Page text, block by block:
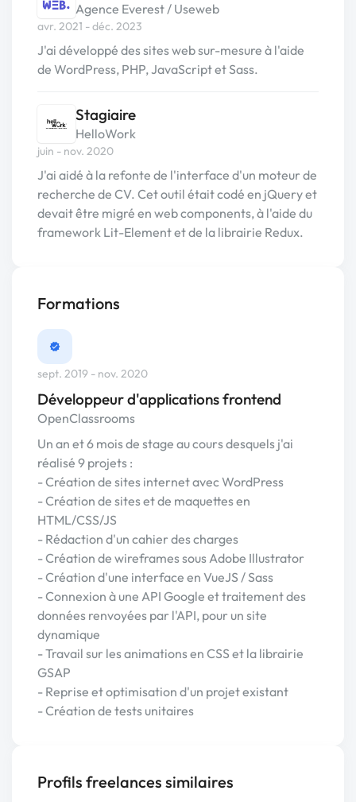
Agence Everest / Useweb
avr. 2021 - déc. 2023
J'ai développé des sites web sur-mesure à l'aide
de WordPress, PHP, JavaScript et Sass.
Stagiaire
HelloWork
juin - nov. 2020
J'ai aidé à la refonte de l'interface d'un moteur de
recherche de CV. Cet outil était codé en jQuery et
devait être migré en web components, à l'aide du
framework Lit-Element et de la librairie Redux.
Formations
sept. 2019 - nov. 2020
Développeur d'applications frontend
OpenClassrooms
Un an et 6 mois de stage au cours desquels j'ai
réalisé 9 projets :
- Création de sites internet avec WordPress
- Création de sites et de maquettes en
HTML/CSS/JS
- Rédaction d'un cahier des charges
- Création de wireframes sous Adobe Illustrator
- Création d'une interface en VueJS / Sass
- Connexion à une API Google et traitement des
données renvoyées par l'API, pour un site
dynamique
- Travail sur les animations en CSS et la librairie
GSAP
- Reprise et optimisation d'un projet existant
- Création de tests unitaires
Profils freelances similaires